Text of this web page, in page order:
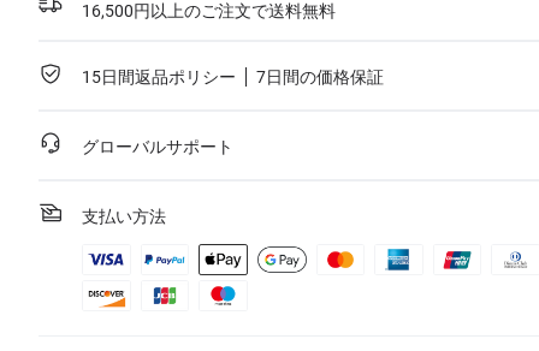
16,500円以上のご注文で送料無料
15日間返品ポリシー 7日間の価格保証
グローバルサポート
支払い方法